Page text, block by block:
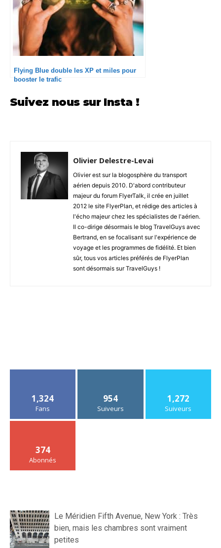
Flying Blue double les XP et miles pour
booster le trafic
Suivez nous sur Insta !
Olivier Delestre-Levai
Olivier est sur la blogosphère du transport
aérien depuis 2010. D'abord contributeur
majeur du forum FlyerTalk, il crée en juillet
2012 le site FlyerPlan, et rédige des articles à
l'écho majeur chez les spécialistes de l'aérien.
Il co-dirige désormais le blog TravelGuys avec
Bertrand, en se focalisant sur l'expérience de
voyage et les programmes de fidélité. Et bien
sûr, tous vos articles préférés de FlyerPlan
sont désormais sur TravelGuys !
1,324
Fans
954
Suiveurs
1,272
Suiveurs
374
Abonnés
Le Méridien Fifth Avenue, New York : Très
bien, mais les chambres sont vraiment
petites